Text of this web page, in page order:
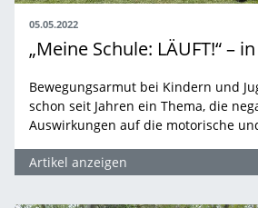
05.05.2022
„Meine Schule: LÄUFT!“ –
Bewegungsarmut bei Kindern und
schon seit Jahren ein Thema, die
Auswirkungen auf die motorische
Artikel anzeigen